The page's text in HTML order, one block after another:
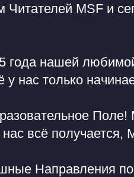
Читателей MSF и
года нашей
нас только
нас всё
Направления